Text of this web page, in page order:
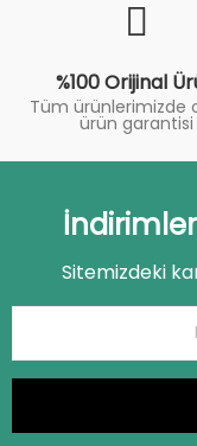
%100 Orijinal
Tüm ürünlerimizde
ürün garantisi
Sitemizdeki